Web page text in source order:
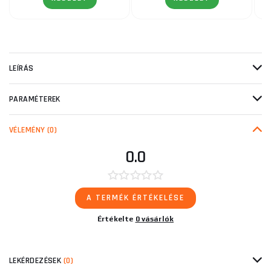
LEÍRÁS
PARAMÉTEREK
VÉLEMÉNY (0)
0.0
A TERMÉK ÉRTÉKELÉSE
Értékelte 0 vásárlók
LEKÉRDEZÉSEK (0)